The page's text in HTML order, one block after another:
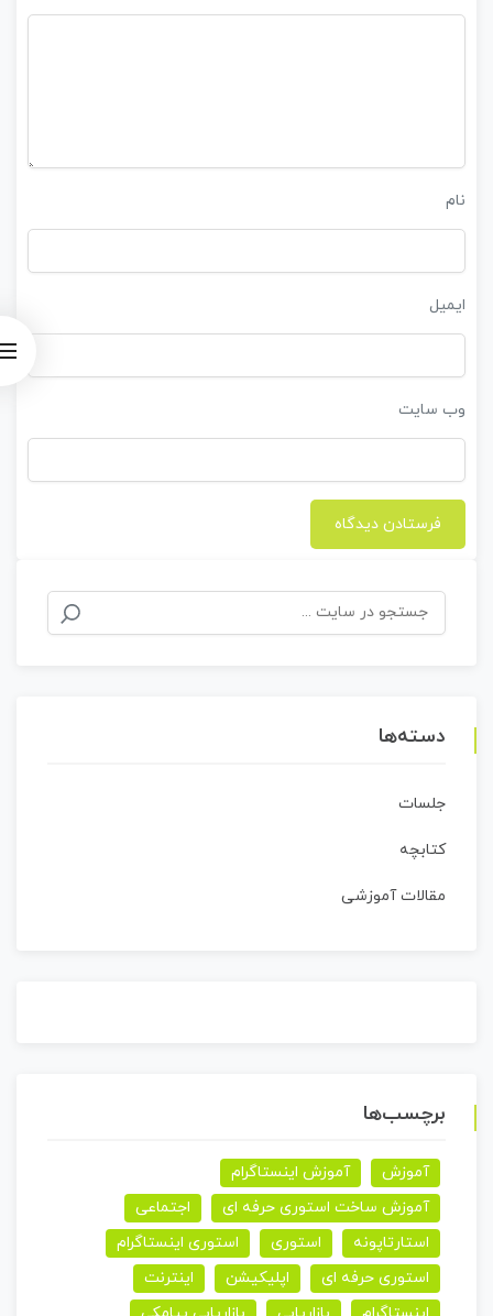
نام
ایمیل
وب‌ سایت
جستجو
برای:
دسته‌ها
جلسات
کتابچه
مقالات آموزشی
برچسب‌ها
آموزش
آموزش اینستاگرام
آموزش ساخت استوری حرفه ای
اجتماعی
استارتاپونه
استوری
استوری اینستاگرام
استوری حرفه ای
اپلیکیشن
اینترنت